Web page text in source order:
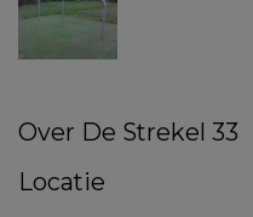
Over De Strekel 33
Locatie